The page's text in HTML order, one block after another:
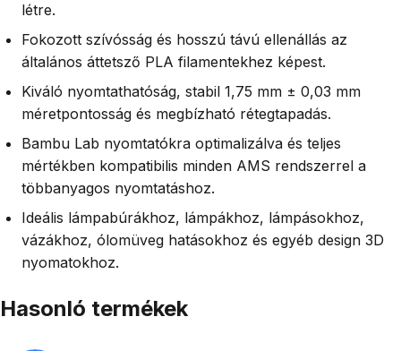
létre.
Fokozott szívósság és hosszú távú ellenállás az
általános áttetsző PLA filamentekhez képest.
Kiváló nyomtathatóság, stabil 1,75 mm ± 0,03 mm
méretpontosság és megbízható rétegtapadás.
Bambu Lab nyomtatókra optimalizálva és teljes
mértékben kompatibilis minden AMS rendszerrel a
többanyagos nyomtatáshoz.
Ideális lámpabúrákhoz, lámpákhoz, lámpásokhoz,
vázákhoz, ólomüveg hatásokhoz és egyéb design 3D
nyomatokhoz.
Hasonló termékek